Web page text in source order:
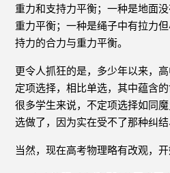
重力和支持力平衡；一种是地面
重力平衡；一种是绳子中有拉力
持力的合力与重力平衡。
更令人抓狂的是，多少年以来，
定项选择，相比单选，其中蕴含
很多学生来说，不定项选择如同
选做了，因为实在受不了那种纠结
当然，现在高考物理略有改观，